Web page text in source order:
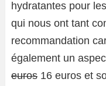
hydratantes pour
qui nous ont tant
recommandation
également un
euros 16 euros et